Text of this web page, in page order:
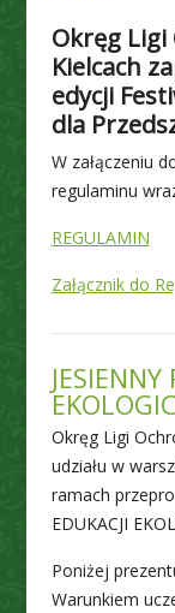
Okręg
Kielcach
edycji
dla
W załączeniu
regulaminu
REGULAMIN
Załącznik do
JESIENNY
Okręg Ligi
udziału w
ramach
EDUKACJI
Poniżej
Warunkiem